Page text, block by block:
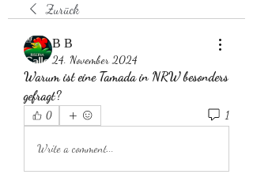
Zurück
В В
24. November 2024
Warum ist eine Tamada in NRW besonders
gefragt?
0 1
Write a comment...